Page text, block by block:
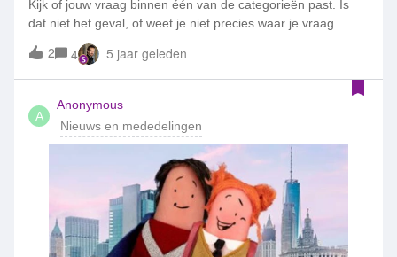
Kijk of jouw vraag binnen één van de categorieën past. Is
dat niet het geval, of weet je niet precies waar je vraag
thuishoort? Dan kan je je vraag hier stellen. Vraag maar
raak en discussieer mee!
2 4 5 jaar geleden
A
Anonymous
Nieuws en mededelingen